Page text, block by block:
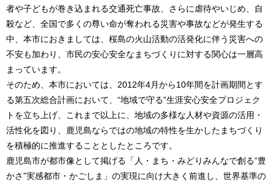
者や子どもが巻き込まれる交通死亡事故、さらに虐待やいじめ、自
殺など、全国で多くの尊い命が奪われる災害や事故などが発生する
中、本市におきましては、桜島の火山活動の活発化に伴う災害への
不安も加わり、市民の安心安全なまちづくりに対する関心は一層高
まっています。
そのため、本市においては、2012年4月から10年間を計画期間とす
る第五次総合計画において、“地域で守る”生涯安心安全プロジェク
トを立ち上げ、これまで以上に、地域の多様な人材や資源の活用・
活性化を図り、鹿児島ならではの地域の特性を生かしたまちづくり
を積極的に推進することとしたところです。
鹿児島市が都市像として掲げる「人・まち・みどりみんなで創る”豊
かさ”実感都市・かごしま」の実現に向け大きく前進し、世界基準の